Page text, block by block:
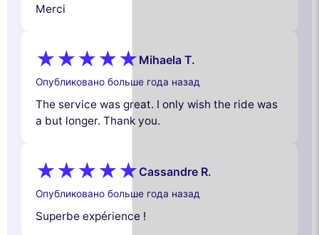
Merci
Mihaela T.
Опубликовано больше года назад
The service was great. I only wish the ride was
a but longer. Thank you.
Cassandre R.
Опубликовано больше года назад
Superbe expérience !